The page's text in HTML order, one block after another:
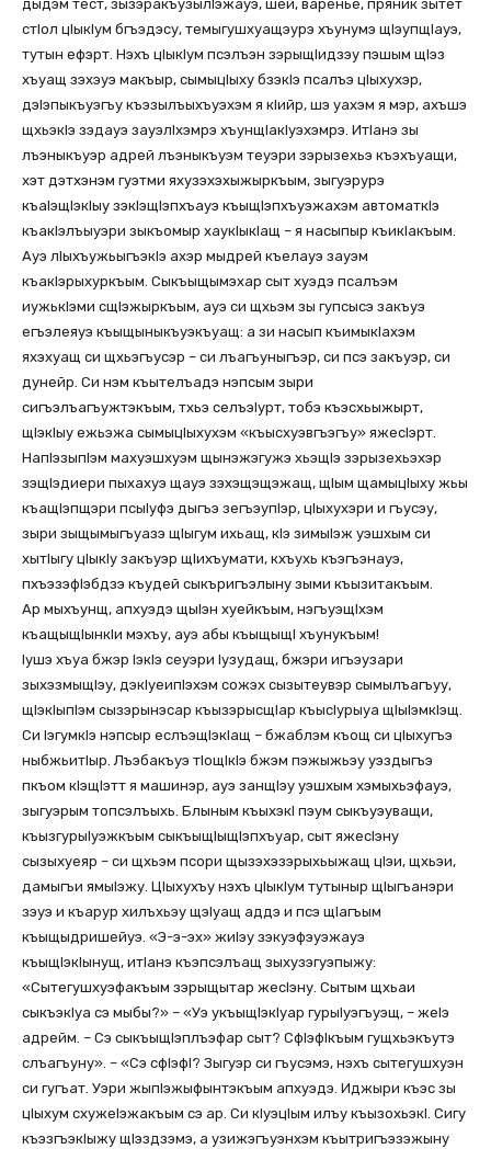
дыдэм тест, зызэракъузылIэжауэ, шей, варенье, пряник зытет
стIол цIыкIум бгъэдэсу, темыгушхуащэурэ хъунумэ щIэупщIауэ,
тутын ефэрт. Нэхъ цIыкIум псэлъэн зэрыщIидзэу пэшым щIэз
хъуащ зэхэуэ макъыр, сымыцIыху бзэкIэ псалъэ цIыхухэр,
дэIэпыкъуэгъу къэзылъыхъуэхэм я кIийр, шэ уахэм я мэр, ахъшэ
щхьэкIэ зэдауэ зауэлIхэмрэ хъунщIакIуэхэмрэ. ИтIанэ зы
лъэныкъуэр адрей лъэныкъуэм теуэри зэрызехьэ къэхъуащи,
хэт дэтхэнэм гуэтми яхузэхэхыжыркъым, зыгуэрурэ
къаIэщIэкIыу зэкIэщIэпхъауэ къыщIэпхъуэжахэм автоматкIэ
къакIэлъыуэри зыкъомыр хаукIыкIащ – я насыпыр къикIакъым.
Ауэ лIыхъужьыгъэкIэ ахэр мыдрей къелауэ зауэм
къакIэрыхуркъым. Сыкъыщымэхар сыт хуэдэ псалъэм
иужькIэми сщIэжыркъым, ауэ си щхьэм зы гупсысэ закъуэ
егъэлеяуэ къыщыныкъуэкъуащ: а зи насып къимыкIахэм
яхэхуащ си щхьэгъусэр – си лъагъуныгъэр, си псэ закъуэр, си
дунейр. Си нэм къытелъадэ нэпсым зыри
сигъэлъагъужтэкъым, тхьэ селъэIурт, тобэ къэсхьыжырт,
щIэкIыу ежьэжа сымыцIыхухэм «къысхуэвгъэгъу» яжесIэрт.
НапIэзыпIэм махуэшхуэм щынэжэгужэ хьэщIэ зэрызехьэхэр
зэщIэдиери пыхахуэ щауэ зэхэщэщэжащ, щIым щамыцIыху жьы
къащIэпщэри псыIуфэ дыгъэ зегъэупIэр, цIыхухэри и гъусэу,
зыри зыщымыгъуазэ щIыгум ихьащ, кIэ зимыIэж уэшхым си
хытIыгу цIыкIу закъуэр щIихъумати, кхъухь къэгъэнауэ,
пхъэзэфIэбдзэ къудей сыкъригъэлыну зыми къызитакъым.
Ар мыхъунщ, апхуэдэ щыIэн хуейкъым, нэгъуэщIхэм
къащыщIынкIи мэхъу, ауэ абы къыщыщI хъунукъым!
Iушэ хъуа бжэр IэкIэ сеуэри Iузудащ, бжэри игъэузари
зыхэзмыщIэу, дэкIуеипIэхэм сожэх сызытеувэр сымылъагъуу,
щIэкIыпIэм сызэрынэсар къызэрысщIар къысIурыуа щIыIэмкIэщ.
Си IэгумкIэ нэпсыр еслъэщIэкIащ – бжаблэм къощ си цIыхугъэ
ныбжьитIыр. Лъэбакъуэ тIощIкIэ бжэм пэжыжьэу уэздыгъэ
пкъом кIэщIэтт я машинэр, ауэ занщIэу уэшхым хэмыхьэфауэ,
зыгуэрым топсэлъыхь. Блыным къыхэкI пэум сыкъуэуващи,
къызгурыIуэжкъым сыкъыщIыщIэпхъуар, сыт яжесIэну
сызыхуеяр – си щхьэм псори щызэхэзэрыхьыжащ цIэи, щхьэи,
дамыгъи ямыIэжу. ЦIыхухъу нэхъ цIыкIум тутыныр щIыгъанэри
зэуэ и къарур хилъхьэу щэIуащ аддэ и псэ щIагъым
къыщыдришейуэ. «Э-э-эх» жиIэу зэкуэфэуэжауэ
къыщIэкIынущ, итIанэ къэпсэлъащ зыхузэгуэпыжу:
«Сытегушхуэфакъым зэрыщытар жесIэну. Сытым щхьаи
сыкъэкIуа сэ мыбы?» – «Уэ укъыщIэкIуар гурыIуэгъуэщ, – жеIэ
адрейм. – Сэ сыкъыщIэплъэфар сыт? СфIэфIкъым гущхьэкъутэ
слъагъуну». – «Сэ сфIэфI? Зыгуэр си гъусэмэ, нэхъ сытегушхуэн
си гугъат. Уэри жыпIэжыфынтэкъым апхуэдэ. Иджыри къэс зы
цIыхум схужеIэжакъым сэ ар. Си кIуэцIым илъу къызохьэкI. Сигу
къэзгъэкIыжу щIэздзэмэ, а узижэгъуэнхэм къытригъэзэжыну